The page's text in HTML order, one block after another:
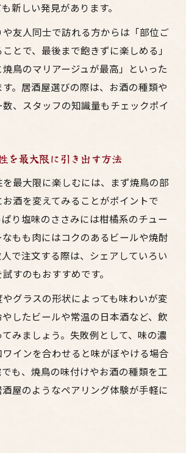
新しい発見があります。
友人同士で訪れる方からは「部位ご
とで、最後まで飽きずに楽しめる」
焼鳥のマリアージュが最高」といった
。居酒屋選びの際は、お酒の種類や
、スタッフの知識量もチェックポイ
を最大限に引き出す方法
最大限に楽しむには、まず焼鳥の部
酒を変えてみることがポイントで
り塩味のささみには柑橘系のチュー
もも肉にはコクのあるビールや焼酎
で注文する際は、シェアしていろい
すのもおすすめです。
グラスの形状によっても味わいが変
したビールや常温の日本酒など、飲
みましょう。失敗例として、味の濃
インを合わせると味がぼやける場合
も、焼鳥の味付けやお酒の種類を工
屋のようなペアリング体験が手軽に